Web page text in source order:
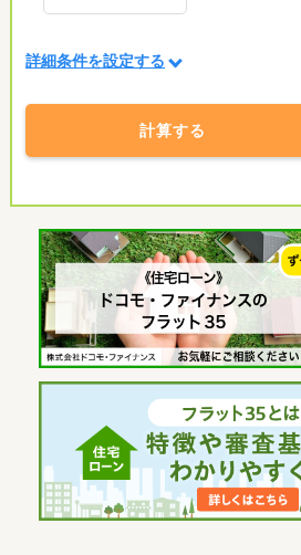
詳細条件を設定する
計算する